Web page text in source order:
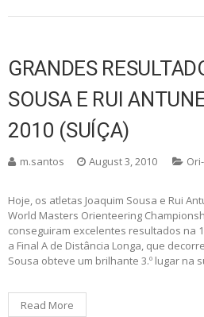
GRANDES
SOUSA E RUI
2010 (SUÍÇA)
m.santos August 3, 2010
Hoje, os atletas Joaquim Sousa e Rui
World Masters Orienteering
conseguiram excelentes resultados na
a Final A de Distância Longa, que
Sousa obteve um brilhante 3.º lugar na
Read More